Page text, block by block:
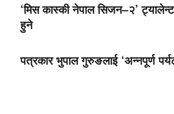
‘मिस कास्की नेपाल सिजन–२’
हुने
पत्रकार भुपाल गुरुङलाई ‘अन्नपूर्ण